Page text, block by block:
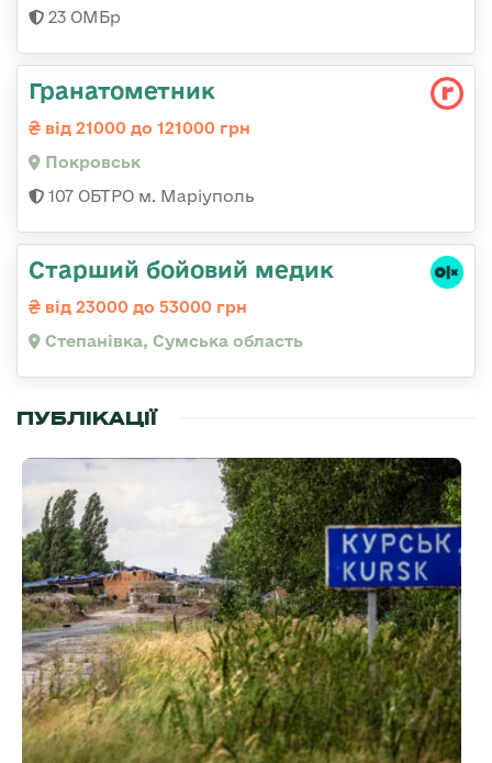
23 ОМБр
Гранатометник
від 21000 до 121000 грн
Покровськ
107 ОБТРО м. Маріуполь
Старший бойовий медик
від 23000 до 53000 грн
Степанівка, Сумська область
ПУБЛІКАЦІЇ